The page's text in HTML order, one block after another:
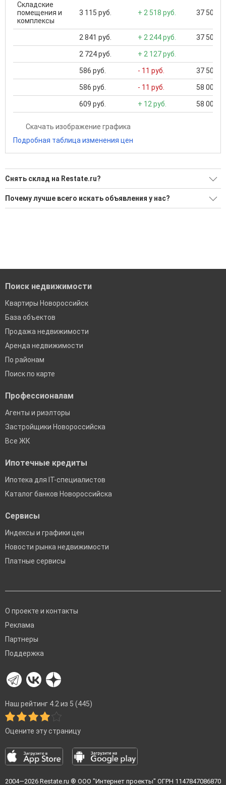
Складские
помещения и
комплексы
3 115 руб. + 2 518 руб. 37 500
2 841 руб. + 2 244 руб. 37 500
2 724 руб. + 2 127 руб.
586 руб. - 11 руб. 37 500
586 руб. - 11 руб. 58 000
609 руб. + 12 руб. 58 000
Скачать изображение графика
Подробная таблица изменения цен
Снять склад на Restate.ru?
19 актуальных и проверенных объявлений
Почему лучше всего искать объявления у нас?
Поиск недвижимости
Квартиры Новороссийск
База объектов
Продажа недвижимости
Аренда недвижимости
По районам
Поиск по карте
Профессионалам
Агенты и риэлторы
Застройщики Новороссийска
Все ЖК
Ипотечные кредиты
Ипотека для IT-специалистов
Каталог банков Новороссийска
Сервисы
Индексы и графики цен
Новости рынка недвижимости
Платные сервисы
О проекте и контакты
Реклама
Партнеры
Поддержка
Наш рейтинг 4.2 из 5 (445)
Оцените эту страницу
2004—2026 Restate.ru ® ООО "Интернет проекты" ОГРН 1147847086870